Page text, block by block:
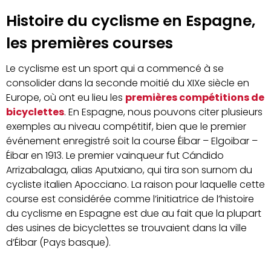
Histoire du cyclisme en Espagne,
les premières courses
Le cyclisme est un sport qui a commencé à se
consolider dans la seconde moitié du XIXe siècle en
Europe, où ont eu lieu les premières compétitions de
bicyclettes. En Espagne, nous pouvons citer plusieurs
exemples au niveau compétitif, bien que le premier
événement enregistré soit la course Éibar – Elgoibar –
Éibar en 1913. Le premier vainqueur fut Cándido
Arrizabalaga, alias Aputxiano, qui tira son surnom du
cycliste italien Apocciano. La raison pour laquelle cette
course est considérée comme l’initiatrice de l’histoire
du cyclisme en Espagne est due au fait que la plupart
des usines de bicyclettes se trouvaient dans la ville
d’Éibar (Pays basque).